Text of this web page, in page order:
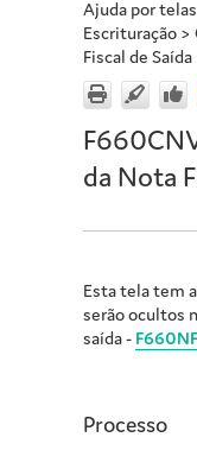
Ajuda por telas
Escrituração >
Fiscal de Saída
da Nota
Esta tela tem
serão ocultos
saída -
Processo